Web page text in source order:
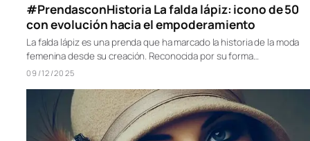
#PrendasconHistoria La falda lápiz: icono de 50
con evolución hacia el empoderamiento
La falda lápiz es una prenda que ha marcado la historia de la moda
femenina desde su creación. Reconocida por su forma…
09/12/2025